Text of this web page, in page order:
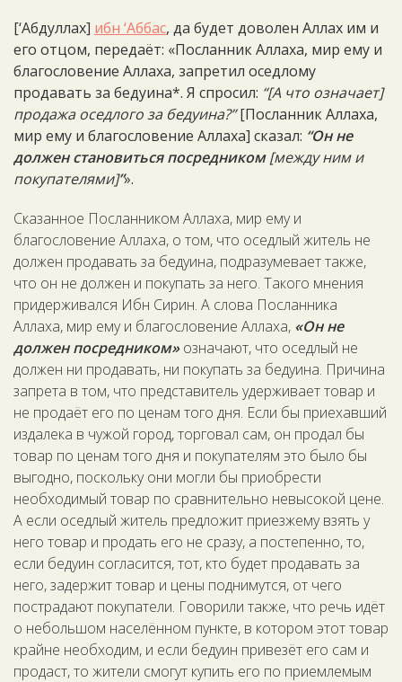
[‘Абдуллах] ибн ‘Аббас, да будет доволен Аллах им и
его отцом, передаёт: «Посланник Аллаха, мир ему и
благословение Аллаха, запретил оседлому
продавать за бедуина*. Я спросил: “[А что означает]
продажа оседлого за бедуина?”[Посланник Аллаха,
мир ему и благословение Аллаха] сказал: “Он не
должен становиться посредником[между ним и
покупателями]”».
Сказанное Посланником Аллаха, мир ему и
благословение Аллаха, о том, что оседлый житель не
должен продавать за бедуина, подразумевает также,
что он не должен и покупать за него. Такого мнения
придерживался Ибн Сирин. А слова Посланника
Аллаха, мир ему и благословение Аллаха, «Он не
должен посредником»означают, что оседлый не
должен ни продавать, ни покупать за бедуина. Причина
запрета в том, что представитель удерживает товар и
не продаёт его по ценам того дня. Если бы приехавший
издалека в чужой город, торговал сам, он продал бы
товар по ценам того дня и покупателям это было бы
выгодно, поскольку они могли бы приобрести
необходимый товар по сравнительно невысокой цене.
А если оседлый житель предложит приезжему взять у
него товар и продать его не сразу, а постепенно, то,
если бедуин согласится, тот, кто будет продавать за
него, задержит товар и цены поднимутся, от чего
пострадают покупатели. Говорили также, что речь идёт
о небольшом населённом пункте, в котором этот товар
крайне необходим, и если бедуин привезёт его сам и
продаст, то жители смогут купить его по приемлемым